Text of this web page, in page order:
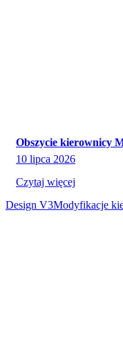
Obszycie kierownicy
10 lipca 2026
Czytaj więcej
Design V3Modyfikacje